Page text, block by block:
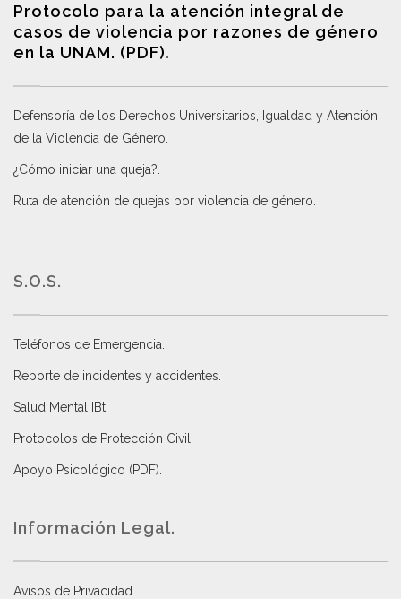
Protocolo para la atención integral de
casos de violencia por razones de género
en la UNAM. (PDF).
Defensoría de los Derechos Universitarios, Igualdad y Atención
de la Violencia de Género
¿Cómo iniciar una queja?
Ruta de atención de quejas por violencia de género
S.O.S.
Teléfonos de Emergencia.
Reporte de incidentes y accidentes
Salud Mental IBt
Protocolos de Protección Civil
Apoyo Psicológico (PDF)
Información Legal.
Avisos de Privacidad